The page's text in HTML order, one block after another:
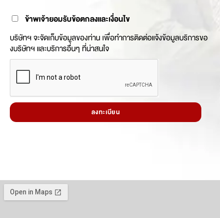
ข้าพเจ้ายอมรับข้อตกลงและเงื่อนไข
บริษัทฯ จะจัดเก็บข้อมูลของท่าน เพื่อทำการติดต่อแจ้งข้อมูลบริการขอ
งบริษัทฯ และบริการอื่นๆ ที่น่าสนใจ
ลงทะเบียน